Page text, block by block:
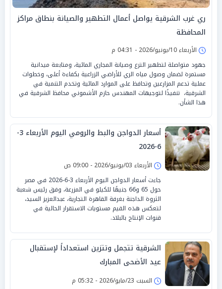
‏ري غرب الشرقية يواصل أعمال التطهير والصيانة بنطاق مراكز
المحافظة
الأربعاء 10/يونيو/2026 - 04:31 م
جهود متواصلة لتطهير الترع وصيانة المجاري المائية، ومتابعة ميدانية
مستمرة لضمان وصول مياه الري للأراضي الزراعية بكفاءة أعلى، وخطوات
عملية تدعم المزارعين وتحافظ على الموارد المائية وتخدم التنمية في
الشرقية، ‏ تنفيذًا لتوجيهات المهندس حازم الأشموني محافظ الشرقية في
هذا الشأن.
أسعار الدواجن والبط والرومي اليوم الأربعاء 3-
6-2026
الأربعاء 03/يونيو/2026 - 09:00 ص
جاءت أسعار الدواجن اليوم الأربعاء 3-6-2026 في مصر
حول 65 و66 جنيهًا للكيلو في المزرعة، وفق رئيس شعبة
الثروة الداجنة بغرفة القاهرة التجارية، عبدالعزيز السيد،
لتعكس هذه القيم مستويات الاستقرار الحالية في
قنوات الإنتاج بالبلاد.
الشرقية تتجمل وتتزين استعداداً لإستقبال
عيد الأضحى المبارك
السبت 23/مايو/2026 - 05:32 م